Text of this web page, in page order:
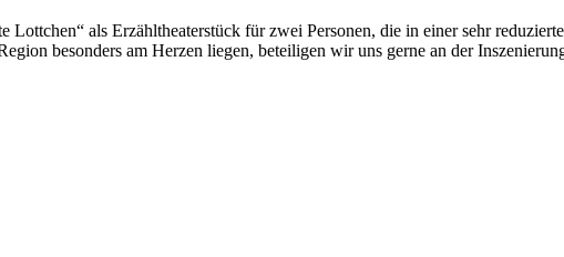
Lottchen“ als Erzähltheaterstück für zwei Personen, die in einer sehr
besonders am Herzen liegen, beteiligen wir uns gerne an der